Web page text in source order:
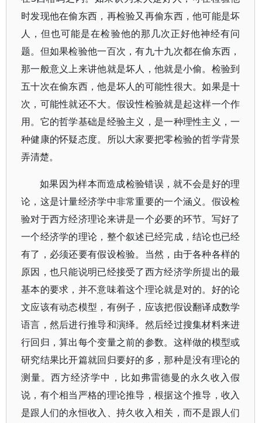
时发现他在偷东西，再检验又再偷东西，他可能是坏
人，但也可能是在检验他的那几次正好他神经有问
题。但如果检验他一百次，有九十九次都在偷东西，
那一般意义上来讲他就是坏人，他就是小偷。检验到
五十次在偷东西，他是坏人的可能性很大。如果是十
次，可能性就还不大。假设性检验就是起这样一个作
用。它的哲学基础是经验主义，是一种理性主义，一
种健康的怀疑态度。所以大家要把零检验的哲学背景
弄清楚。
如果因为样本而造成检验错误，就不会是好的理
论，这是计量经济学中非常重要的一个涵义。假设检
验对于西方经济理论来讲是一个必要的环节。写好了
一个经济学的理论，整个叙述已经完成，结论也已经
有了，必须还要有假设检验。当然，由于各种各样的
原因，也只能说明已经接受了西方经济学所提出的最
基本的要求，并不意味着这个理论就是对的。好的论
文应该有动态模型，有例子，应该把假设翻译成数学
语言，然后进行推导和演绎。然后经过搜集材料来进
行回归，算出每个变量之前的参数。这样做的模型或
研究结果比开篇就回归要好的多，那种是没有理论的
测量。西方经济学中，比如弗雷德曼的永久收入假
说，有个相当严格的理论推导，根据这个推导，收入
是跟人们的永恒收入、持久收入相关，而不是跟人们